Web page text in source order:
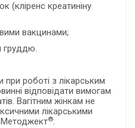
креатиніну
вакцинами;
груддю.
при роботі з лікарським
відповідати вимогам
Вагітним жінкам не
лікарськими
®.